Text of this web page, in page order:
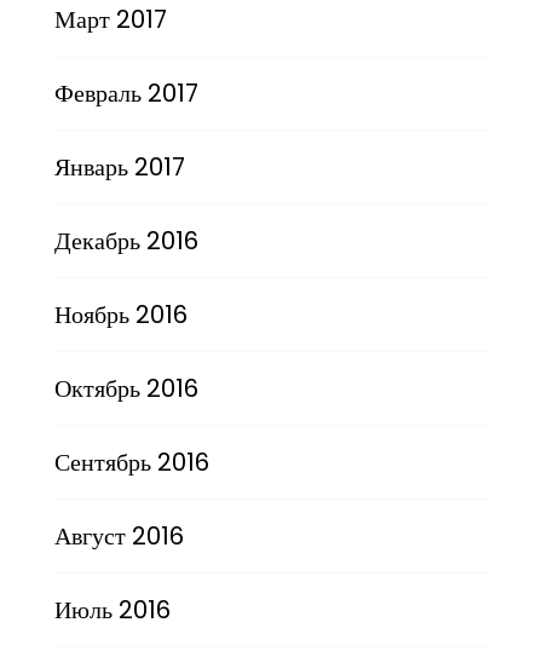
Март 2017
Февраль 2017
Январь 2017
Декабрь 2016
Ноябрь 2016
Октябрь 2016
Сентябрь 2016
Август 2016
Июль 2016